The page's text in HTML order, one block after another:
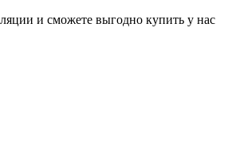
и сможете выгодно купить у нас